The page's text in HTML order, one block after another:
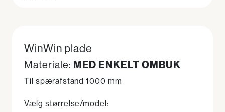
WinWin plade
Materiale: MED ENKELT OMBUK
Til spærafstand 1000 mm
Vælg størrelse/model: